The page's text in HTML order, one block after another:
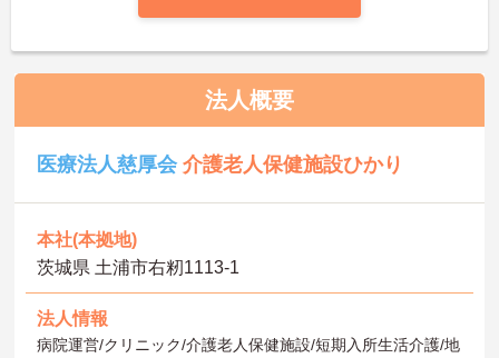
法人概要
医療法人慈厚会介護老人保健施設ひかり
本社(本拠地)
茨城県 土浦市右籾1113-1
法人情報
病院運営/クリニック/介護老人保健施設/短期入所生活介護/地